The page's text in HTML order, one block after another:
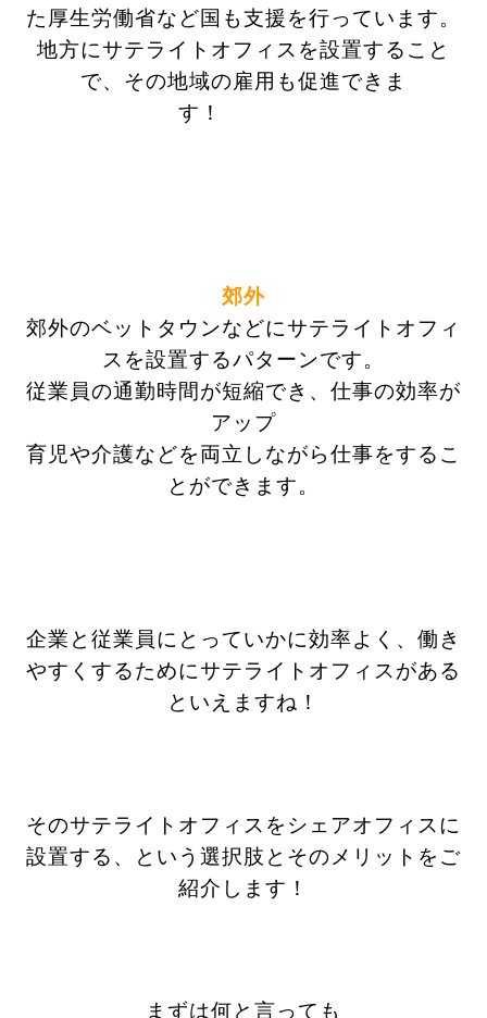
た厚生労働省など国も支援を行っています。
地方にサテライトオフィスを設置すること
で、その地域の雇用も促進できま
す！
郊外
郊外のベットタウンなどにサテライトオフィ
スを設置するパターンです。
従業員の通勤時間が短縮でき、仕事の効率が
アップ
育児や介護などを両立しながら仕事をするこ
とができます。
企業と従業員にとっていかに効率よく、働き
やすくするためにサテライトオフィスがある
といえますね！
そのサテライトオフィスをシェアオフィスに
設置する、という選択肢とそのメリットをご
紹介します！
まずは何と言っても